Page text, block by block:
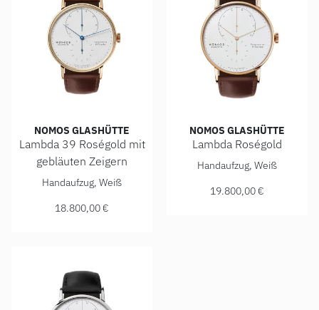
NOMOS GLASHÜTTE
Lambda 39 Roségold mit
gebläuten Zeigern
NOMOS Glashütte Lambda 39 Roségold mit gebläuten
Handaufzug, Weiß
18.800,00 €
NOMOS GLASHÜTTE
Lambda Roségold
NOMOS Glashütte Lambda
Handaufzug, Weiß
19.800,00 €